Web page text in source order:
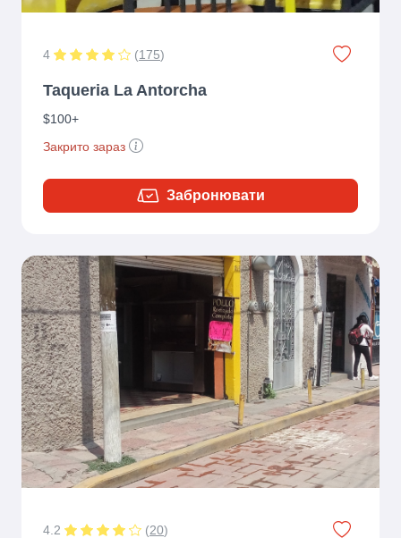
4 (175)
Taqueria La Antorcha
$100+
Закрито зараз
Забронювати
4.2 (20)